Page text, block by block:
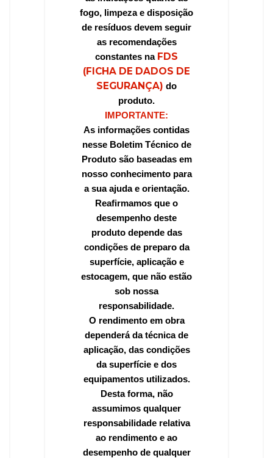
fogo, limpeza e disposição
de resíduos devem seguir
as recomendações
constantes na FDS
(FICHA DE DADOS DE
SEGURANÇA) do
produto.
IMPORTANTE:
As informações contidas
nesse Boletim Técnico de
Produto são baseadas em
nosso conhecimento para
a sua ajuda e orientação.
Reafirmamos que o
desempenho deste
produto depende das
condições de preparo da
superfície, aplicação e
estocagem, que não estão
sob nossa
responsabilidade.
O rendimento em obra
dependerá da técnica de
aplicação, das condições
da superfície e dos
equipamentos utilizados.
Desta forma, não
assumimos qualquer
responsabilidade relativa
ao rendimento e ao
desempenho de qualquer